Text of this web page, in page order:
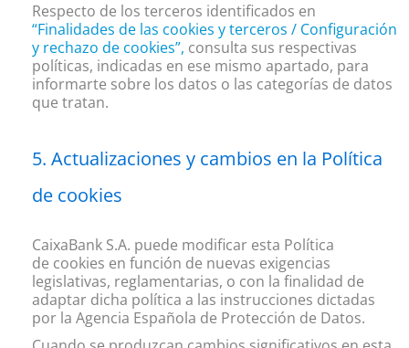
Respecto de los terceros identificados en
“Finalidades de las cookies y terceros / Configuración
y rechazo de cookies”, consulta sus respectivas
políticas, indicadas en ese mismo apartado, para
informarte sobre los datos o las categorías de datos
que tratan.
Actualizaciones y cambios en la Política
de cookies
CaixaBank S.A. puede modificar esta Política
de cookies en función de nuevas exigencias
legislativas, reglamentarias, o con la finalidad de
adaptar dicha política a las instrucciones dictadas
por la Agencia Española de Protección de Datos.